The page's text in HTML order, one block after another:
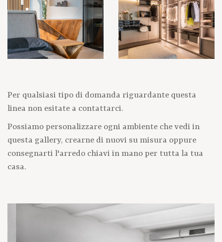
Per qualsiasi tipo di domanda riguardante questa
linea non esitate a contattarci.
Possiamo personalizzare ogni ambiente che vedi in
questa gallery, crearne di nuovi su misura oppure
consegnarti l'arredo chiavi in mano per tutta la tua
casa.